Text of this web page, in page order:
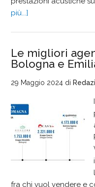
più...]
Le migliori
Bologna e
29 Maggio 2024 di
fra chi vuol vendere e